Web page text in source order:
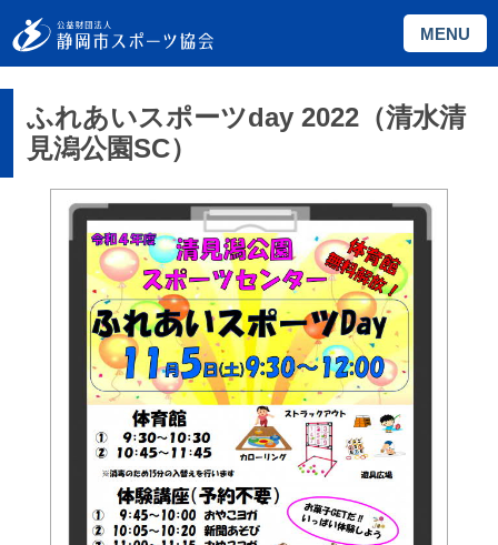
MENU
ふれあいスポーツday 2022（清水清
見潟公園SC）